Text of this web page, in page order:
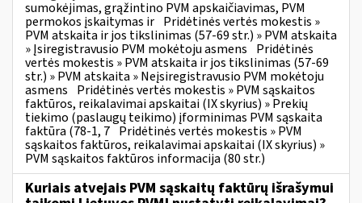
sumokėjimas, grąžintino PVM apskaičiavimas, PVM
permokos įskaitymas ir Pridėtinės vertės mokestis »
PVM atskaita ir jos tikslinimas (57-69 str.) » PVM atskaita
» Įsiregistravusio PVM mokėtoju asmens Pridėtinės
vertės mokestis » PVM atskaita ir jos tikslinimas (57-69
str.) » PVM atskaita » Neįsiregistravusio PVM mokėtoju
asmens Pridėtinės vertės mokestis » PVM sąskaitos
faktūros, reikalavimai apskaitai (IX skyrius) » Prekių
tiekimo (paslaugų teikimo) įforminimas PVM sąskaita
faktūra (78-1, 7 Pridėtinės vertės mokestis » PVM
sąskaitos faktūros, reikalavimai apskaitai (IX skyrius) »
PVM sąskaitos faktūros informacija (80 str.)
Kuriais atvejais PVM sąskaitų faktūrų išrašymui